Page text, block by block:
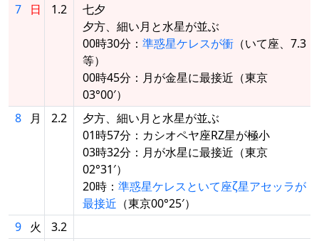
7
日 1.2
七夕
夕方、細い月と水星が並ぶ
00時30分： 準惑星ケレスが衝 （いて座、7.3
等）
00時45分：月が金星に最接近（東京
03°00′）
8
月 2.2
夕方、細い月と水星が並ぶ
01時57分：カシオペヤ座RZ星が極小
03時32分：月が水星に最接近（東京
02°31′）
20時： 準惑星ケレスといて座ζ星アセッラが
最接近 （東京00°25′）
9
火
3.2